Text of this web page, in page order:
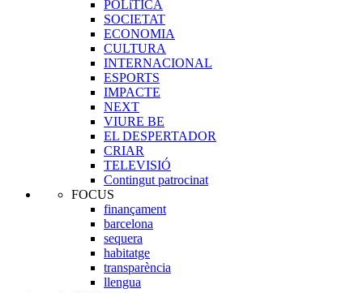
POLíTICA
SOCIETAT
ECONOMIA
CULTURA
INTERNACIONAL
ESPORTS
IMPACTE
NEXT
VIURE BE
EL DESPERTADOR
CRIAR
TELEVISIÓ
Contingut patrocinat
FOCUS
finançament
barcelona
sequera
habitatge
transparència
llengua